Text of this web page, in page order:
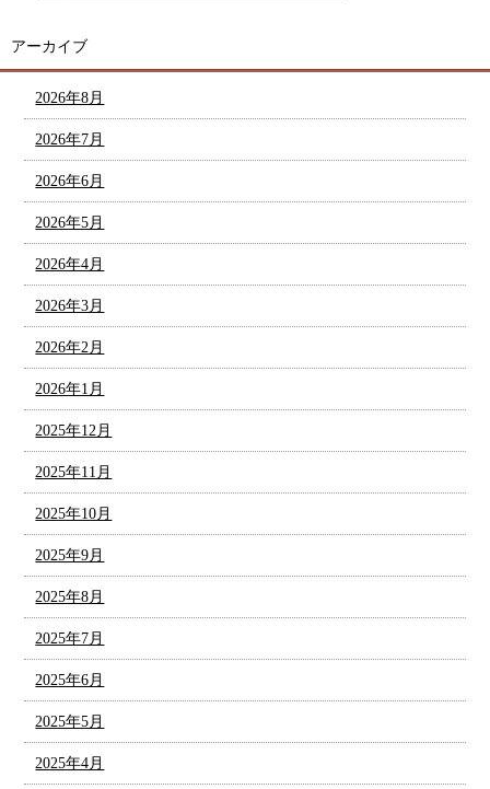
アーカイブ
2026年8月
2026年7月
2026年6月
2026年5月
2026年4月
2026年3月
2026年2月
2026年1月
2025年12月
2025年11月
2025年10月
2025年9月
2025年8月
2025年7月
2025年6月
2025年5月
2025年4月